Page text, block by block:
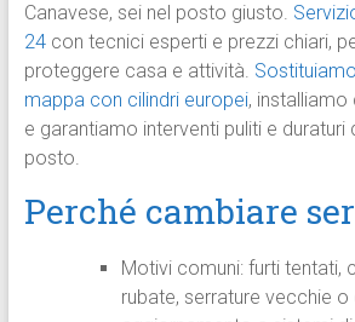
Canavese, sei nel posto giusto.
24con tecnici esperti e prezzi chiari,
proteggere casa e attività.
mappa con cilindri europei, installiamo
e garantiamo interventi puliti e duraturi
posto.
Perché cambiare
Motivi comuni: furti tentati,
rubate, serrature vecchie